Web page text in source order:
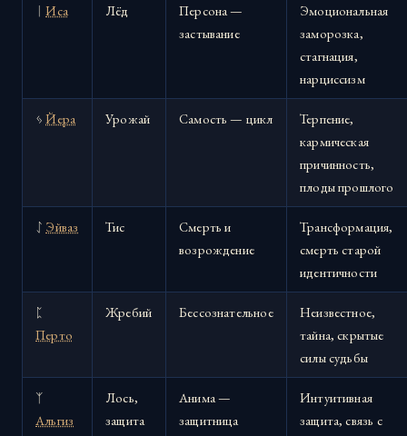
ᛁИса Лёд
Персона —
застывание
Эмоциональная
заморозка,
стагнация,
нарциссизм
ᛃЙера Урожай Самость — цикл
Терпение,
кармическая
причинность,
плоды прошлого
ᛇ Эйваз Тис
Смерть и
возрождение
Трансформация,
смерть старой
идентичности
ᛈ
Перто
Жребий Бессознательное
Неизвестное,
тайна, скрытые
силы судьбы
ᛉ
Альгиз
Лось,
защита
Анима —
защитница
Интуитивная
защита, связь с